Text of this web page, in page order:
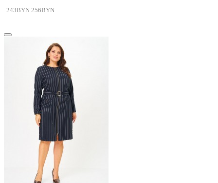
243BYN 256BYN